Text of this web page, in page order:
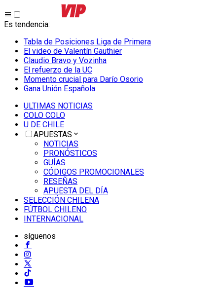
Es tendencia:
Tabla de Posiciones Liga de Primera
El video de Valentín Gauthier
Claudio Bravo y Vozinha
El refuerzo de la UC
Momento crucial para Darío Osorio
Gana Unión Española
ULTIMAS NOTICIAS
COLO COLO
U DE CHILE
APUESTAS
NOTICIAS
PRONÓSTICOS
GUÍAS
CÓDIGOS PROMOCIONALES
RESEÑAS
APUESTA DEL DÍA
SELECCIÓN CHILENA
FÚTBOL CHILENO
INTERNACIONAL
síguenos